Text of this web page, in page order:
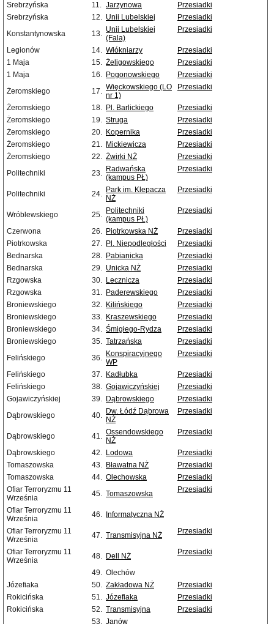
Srebrzyńska
11. Jarzynowa
Przesiadki
Srebrzyńska
12. Unii Lubelskiej
Przesiadki
Konstantynowska
13. Unii Lubelskiej
(Fala)
Przesiadki
Legionów 14. Włókniarzy
Przesiadki
1 Maja
15. Żeligowskiego
Przesiadki
1 Maja
16. Pogonowskiego
Przesiadki
Żeromskiego
17. Więckowskiego (LO
nr 1)
Przesiadki
Żeromskiego 18. Pl. Barlickiego
Przesiadki
Żeromskiego
19. Struga
Przesiadki
Żeromskiego
20. Kopernika
Przesiadki
Żeromskiego
21. Mickiewicza
Przesiadki
Żeromskiego
22. Żwirki NŻ
Przesiadki
Politechniki
23. Radwańska
(kampus PŁ)
Przesiadki
Politechniki 24. Park im. Klepacza
NŻ
Przesiadki
Wróblewskiego 25. Politechniki
(kampus PŁ)
Przesiadki
Czerwona 26. Piotrkowska NŻ
Przesiadki
Piotrkowska
27. Pl. Niepodległości
Przesiadki
Bednarska
28. Pabianicka
Przesiadki
Bednarska
29. Unicka NŻ
Przesiadki
Rzgowska
30. Lecznicza
Przesiadki
Rzgowska
31. Paderewskiego
Przesiadki
Broniewskiego
32. Kilińskiego
Przesiadki
Broniewskiego
33. Kraszewskiego
Przesiadki
Broniewskiego
34. Śmigłego-Rydza
Przesiadki
Broniewskiego
35. Tatrzańska
Przesiadki
Felińskiego
36. Konspiracyjnego
WP
Przesiadki
Felińskiego 37. Kadłubka
Przesiadki
Felińskiego
38. Gojawiczyńskiej
Przesiadki
Gojawiczyńskiej
39. Dąbrowskiego
Przesiadki
Dąbrowskiego
40. Dw. Łódź Dąbrowa
NŻ
Przesiadki
Dąbrowskiego 41. Ossendowskiego
NŻ
Przesiadki
Dąbrowskiego 42. Lodowa
Przesiadki
Tomaszowska
43. Bławatna NŻ
Przesiadki
Tomaszowska
44. Olechowska
Przesiadki
Ofiar Terroryzmu 11
Września
45. Tomaszowska Przesiadki
Ofiar Terroryzmu 11
Września
46.
Informatyczna NŻ
Ofiar Terroryzmu 11
Września
47. Transmisyjna NŻ Przesiadki
Ofiar Terroryzmu 11
Września
48. Dell NŻ Przesiadki
49. Olechów
Józefiaka
50. Zakładowa NŻ
Przesiadki
Rokicińska
51. Józefiaka
Przesiadki
Rokicińska
52. Transmisyjna
Przesiadki
53. Janów